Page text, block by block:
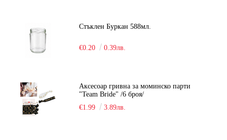
Стъклен Буркан 588мл.
€0.20 0.39лв.
Аксесоар гривна за моминско парти
"Team Bride" /6 броя/
€1.99
3.89лв.